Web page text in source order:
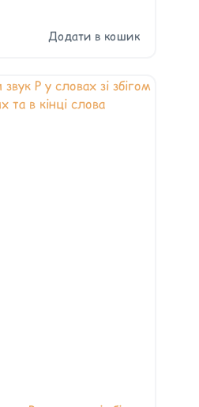
Додати в кошик